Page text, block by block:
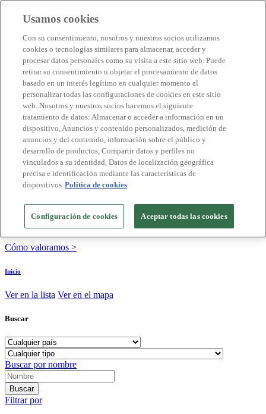
Empresas Biosphere
Cómo valoramos
Quienes somos
ES
English
Português
Français
Català
Deutsch
Türkçe
Construimos modelos sostenibles y certificamos las
buenas prácticas
+20 años promoviendo la cultura de la sostenibilidad, bajo los
principios y objetivos de Naciones Unidas
Cómo valoramos >
Inicio
Ver en la lista Ver en el mapa
Buscar
Buscar por nombre
Filtrar por
Usamos cookies
Con su consentimiento, nosotros y nuestros socios utilizamos
cookies o tecnologías similares para almacenar, acceder y
procesar datos personales como su visita a este sitio web. Puede
retirar su consentimiento u objetar el procesamiento de datos
basado en un interés legítimo en cualquier momento al
personalizar todas las configuraciones de cookies en este sitio
web. Nosotros y nuestros socios hacemos el siguiente
tratamiento de datos: Almacenar o acceder a información en un
dispositivo, Anuncios y contenido personalizados, medición de
anuncios y del contenido, información sobre el público y
desarrollo de productos, Compartir datos y perfiles no
vinculados a su identidad, Datos de localización geográfica
precisa e identificación mediante las características de
dispositivos Política de cookies
Configuración de cookies Aceptar todas las cookies